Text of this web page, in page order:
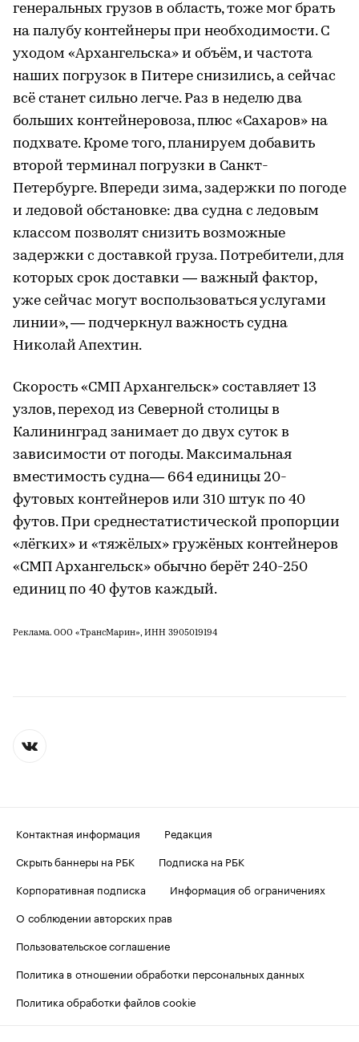
генеральных грузов в область, тоже мог брать
на палубу контейнеры при необходимости. С
уходом «Архангельска» и объём, и частота
наших погрузок в Питере снизились, а сейчас
всё станет сильно легче. Раз в неделю два
больших контейнеровоза, плюс «Сахаров» на
подхвате. Кроме того, планируем добавить
второй терминал погрузки в Санкт-
Петербурге. Впереди зима, задержки по погоде
и ледовой обстановке: два судна с ледовым
классом позволят снизить возможные
задержки с доставкой груза. Потребители, для
которых срок доставки — важный фактор,
уже сейчас могут воспользоваться услугами
линии», — подчеркнул важность судна
Николай Апехтин.
Скорость «СМП Архангельск» составляет 13
узлов, переход из Северной столицы в
Калининград занимает до двух суток в
зависимости от погоды. Максимальная
вместимость судна— 664 единицы 20-
футовых контейнеров или 310 штук по 40
футов. При среднестатистической пропорции
«лёгких» и «тяжёлых» гружёных контейнеров
«СМП Архангельск» обычно берёт 240-250
единиц по 40 футов каждый.
Реклама. ООО «ТрансМарин», ИНН 3905019194
Контактная информация
Редакция
Скрыть баннеры на РБК
Подписка на РБК
Корпоративная подписка
Информация об ограничениях
О соблюдении авторских прав
Пользовательское соглашение
Политика в отношении обработки персональных данных
Политика обработки файлов cookie